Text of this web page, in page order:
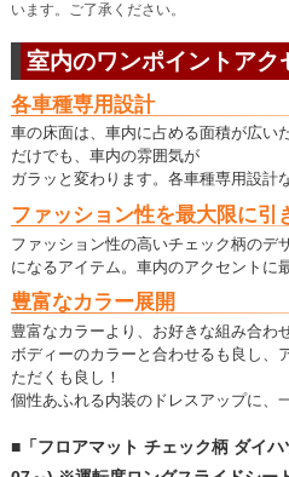
います。ご了承ください。
室内のワンポイントアク
各車種専用設計
車の床面は、車内に占める面積が広い
だけでも、車内の雰囲気が
ガラッと変わります。各車種専用設計
ファッション性を最大限に引
ファッション性の高いチェック柄のデ
になるアイテム。車内のアクセントに
豊富なカラー展開
豊富なカラーより、お好きな組み合わ
ボディーのカラーと合わせるも良し、
ただくも良し！
個性あふれる内装のドレスアップに、
■「フロアマット チェック柄 ダイ